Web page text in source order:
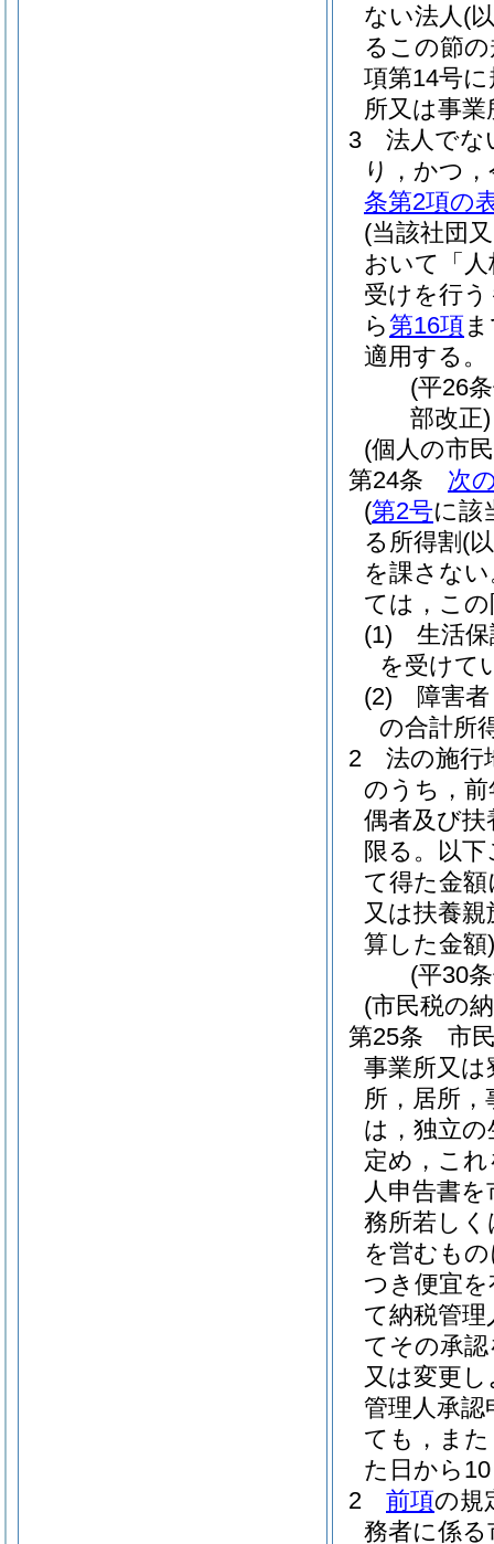
ない法人(
るこの節
項第14号
所又は事
3
法人でな
り，かつ
条第2項の
(当該社団
おいて「
受けを行
ら第16項
適用する。
(平26
部改正)
(個人の市
第24条
次
(第2号に該
る所得割 (
を課さな
ては，こ
(1)
生活
を受けて
(2)
障害
の合計所
2
法の施行
のうち，
偶者及び扶
限る。以
て得た金
又は扶養
算した金額)
(平30
(市民税の
第25条
市
事業所又
所，居所
は，独立
定め，こ
人申告書
務所若し
を営むも
つき便宜
て納税管
てその承
又は変更
管理人承
ても，ま
た日から
2
前項の規
務者に係